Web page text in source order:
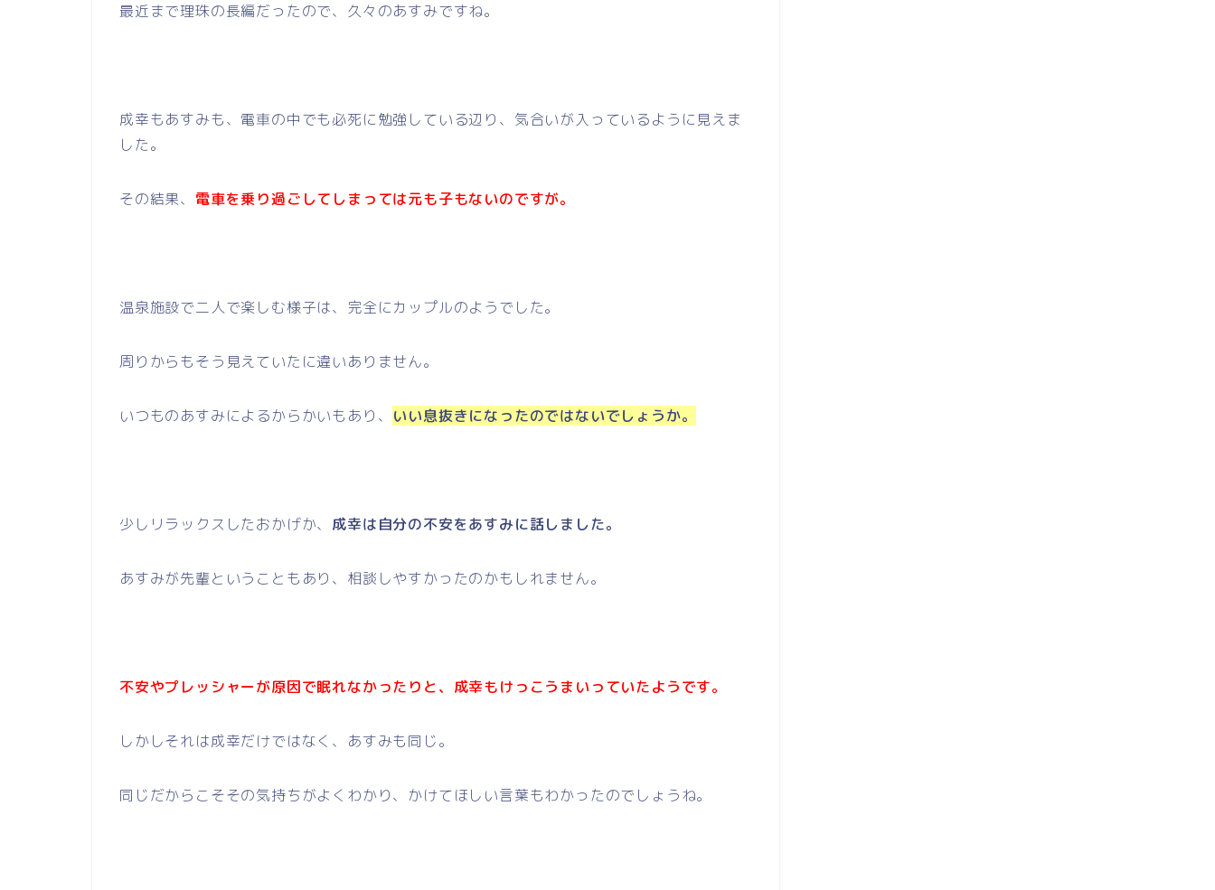
最近まで理珠の長編だったので、久々のあすみですね。
成幸もあすみも、電車の中でも必死に勉強している辺り、気合いが入っているように見えま
した。
その結果、 電車を乗り過ごしてしまっては元も子もないのですが。
温泉施設で二人で楽しむ様子は、完全にカップルのようでした。
周りからもそう見えていたに違いありません。
いつものあすみによるからかいもあり、 いい息抜きになったのではないでしょうか。
少しリラックスしたおかげか、 成幸は自分の不安をあすみに話しました。
あすみが先輩ということもあり、相談しやすかったのかもしれません。
不安やプレッシャーが原因で眠れなかったりと、成幸もけっこうまいっていたようです。
しかしそれは成幸だけではなく、あすみも同じ。
同じだからこそその気持ちがよくわかり、かけてほしい言葉もわかったのでしょうね。